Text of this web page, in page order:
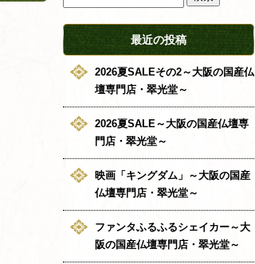
最近の投稿
2026夏SALEその2～大阪の国産仏
壇専門店・翠光堂～
2026夏SALE～大阪の国産仏壇専
門店・翠光堂～
映画「キングダム」～大阪の国産
仏壇専門店・翠光堂～
ファンタふるふるシェイカー～大
阪の国産仏壇専門店・翠光堂～